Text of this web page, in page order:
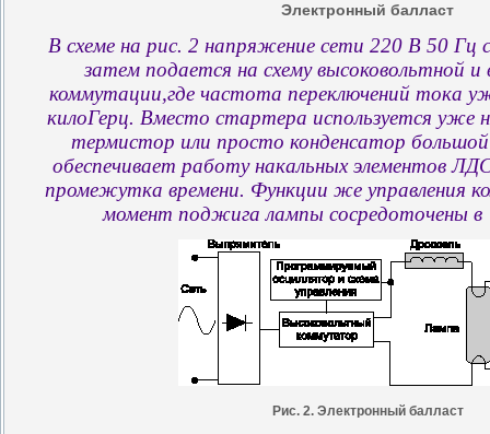
Электронный балласт
В схеме на рис. 2 напряжение сети 220 В 50 Гц
затем подается на схему высоковольтной
коммутации,где частота переключений тока
килоГерц. Вместо стартера используется уже
термистор или просто конденсатор
обеспечивает работу накальных элементов
промежутка времени. Функции же управления
момент поджига лампы сосредоточены в
Рис. 2. Электронный балласт